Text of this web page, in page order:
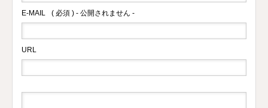
E-MAIL ( 必須 ) - 公開されません -
URL